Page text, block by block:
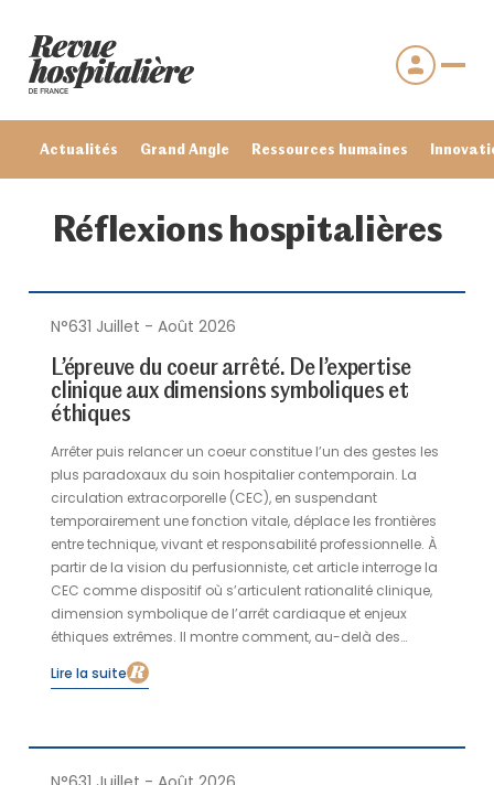
Actualités Grand Angle Ressources humaines
Se connecter
Mot de passe oublié ?
Réflexions hospitalières
N°631 Juillet - Août 2026
L’épreuve du coeur arrêté. De l’expertise
clinique aux dimensions symboliques et
éthiques
Arrêter puis relancer un coeur constitue l’un des gestes les
plus paradoxaux du soin hospitalier contemporain. La
circulation extracorporelle (CEC), en suspendant
temporairement une fonction vitale, déplace les frontières
entre technique, vivant et responsabilité professionnelle. À
partir de la vision du perfusionniste, cet article interroge la
CEC comme dispositif où s’articulent rationalité clinique,
dimension symbolique de l’arrêt cardiaque et enjeux
éthiques extrêmes. Il montre comment, au-delà des
protocoles, l’hôpital organise la continuité du vivant,
jusqu’aux configurations limites du prélèvement
Lire la suite